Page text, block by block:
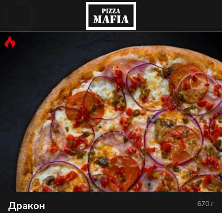
Дракон 670 г